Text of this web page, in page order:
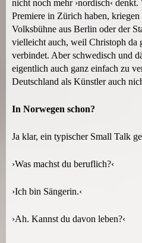
nicht noch mehr ›nordisch‹
Premiere in Zürich haben,
Volksbühne aus Berlin oder der
vielleicht auch, weil Christoph da
verbindet. Aber schwedisch und
eigentlich auch ganz einfach zu
Deutschland als Künstler auch
In Norwegen schon?
Ja klar, ein typischer Small Talk
›Was machst du beruflich?‹
›Ich bin Sängerin.‹
›Ah. Kannst du davon leben?‹